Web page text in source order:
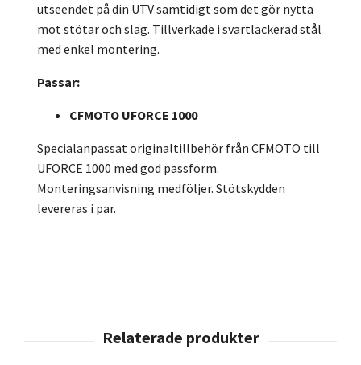
utseendet på din UTV samtidigt som det gör nytta
mot stötar och slag. Tillverkade i svartlackerad stål
med enkel montering.
Passar:
CFMOTO UFORCE 1000
Specialanpassat originaltillbehör från CFMOTO till
UFORCE 1000 med god passform.
Monteringsanvisning medföljer. Stötskydden
levereras i par.